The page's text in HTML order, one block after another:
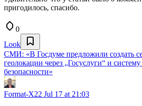
пригодилось, спасибо.
0
Look
СМИ: «В Госдуме предложили создать
геолокации через „Госуслуги“ и
безопасности»
Format-X22 Jul 17 at 21:03